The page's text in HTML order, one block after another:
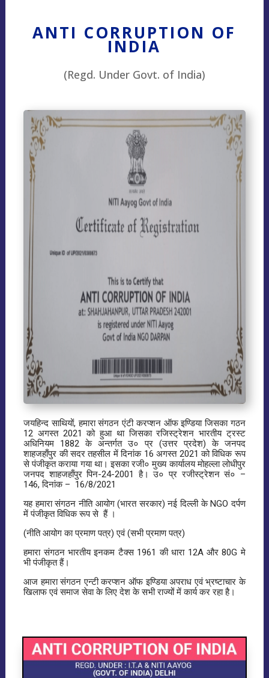
ANTI CORRUPTION OF
INDIA
(Regd. Under Govt. of India)
जयहिन्द साथियों, हमारा संगठन एंटी करप्शन ऑफ इण्डिया जिसका गठन
12 अगस्त 2021 को हुआ था जिसका रजिस्ट्रेशन भारतीय ट्रस्ट
अधिनियम 1882 के अन्तर्गत उ० प्र (उत्तर प्रदेश) के जनपद
शाहजहाँपुर की सदर तहसील में दिनांक 16 अगस्त 2021 को विधिक रूप
से पंजीकृत कराया गया था। इसका रजी० मुख्य कार्यालय मोहल्ला लोधीपुर
जनपद शाहजहाँपुर पिन-24-2001 है। उ० प्र रजीस्ट्रेशन सं० –
146, दिनांक – 16/8/2021
यह हमारा संगठन नीति आयोग (भारत सरकार) नई दिल्ली के NGO दर्पण
में पंजीकृत विधिक रूप से हैं ।
(नीति आयोग का प्रमाण पत्र) एवं (सभी प्रमाण पत्र)
हमारा संगठन भारतीय इनकम टैक्स 1961 की धारा 12A और 80G मे
भी पंजीकृत हैं।
आज हमारा संगठन एन्टी करप्शन ऑफ इण्डिया अपराध एवं भ्रष्टाचार के
खिलाफ एवं समाज सेवा के लिए देश के सभी राज्यों में कार्य कर रहा है।